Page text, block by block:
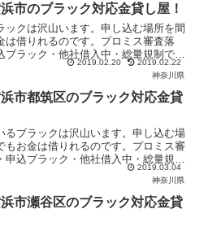
市のブラック対応金貸し屋！
クは沢山います。申し込む場所を間
は借りれるのです。プロミス審査落
ブラック・他社借入中・総量規制で悩
優良金貸し屋から即日融資を受けまし
2019.02.20
2019.02.22
神奈川県
市都筑区のブラック対応金貸
るブラックは沢山います。申し込む場
もお金は借りれるのです。プロミス審
申込ブラック・他社借入中・総量規制
トの優良金貸し屋から即日融資を受け
2019.03.04
神奈川県
市瀬谷区のブラック対応金貸